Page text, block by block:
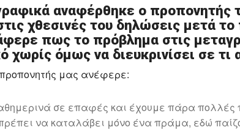
αναφέρθηκε ο προπονητής
χθεσινές του δηλώσεις μετά το
πως το πρόβλημα στις
χωρίς όμως να διευκρινίσει σε τι
μας ανέφερε:
σε επαφές και έχουμε πάρα πολλές
να καταλάβει μόνο ένα πράμα, εδώ